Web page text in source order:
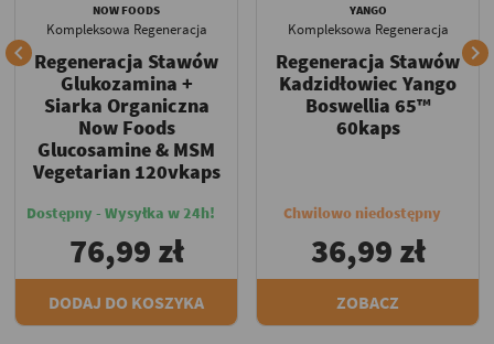

NOW FOODS
Kompleksowa Regeneracja
Regeneracja Stawów
Glukozamina +
Siarka Organiczna
Now Foods
Glucosamine & MSM
Vegetarian 120vkaps
Dostępny - Wysyłka w 24h!
76,99 zł
DODAJ DO KOSZYKA
YANGO
Kompleksowa Regeneracja
Regeneracja Stawów
Kadzidłowiec Yango
Boswellia 65™
60kaps
Chwilowo niedostępny
36,99 zł
ZOBACZ
